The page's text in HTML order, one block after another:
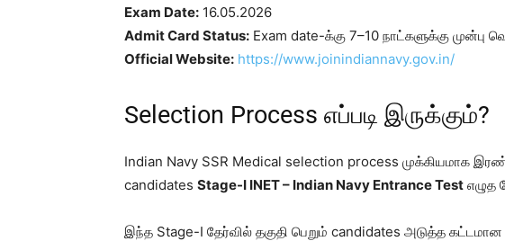
Exam Date: 16.05.2026
Admit Card Status: Exam date-க்கு 7–10 நாட்களுக்கு முன்பு
Official Website: https://www.joinindiannavy.gov.in/
Selection Process எப்படி இருக்கும்?
Indian Navy SSR Medical selection process முக்கியமாக
candidates Stage-I INET – Indian Navy Entrance Test எழுத
இந்த Stage-I தேர்வில் தகுதி பெறும் candidates அடுத்த கட்டமான